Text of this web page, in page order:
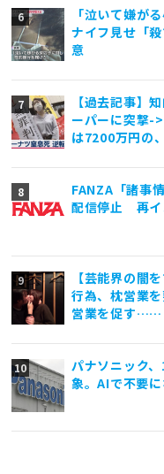
「泣いて嫌が
ナイフ見せ「
意
【過去記事】
ーパーに突撃-
は7200万円の、
FANZA「諸事
配信停止 再イ
【芸能界の闇
行為、枕営業
営業を促す……
パナソニック
象。AIで不要